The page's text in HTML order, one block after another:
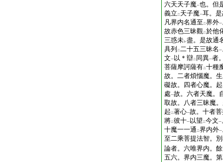
六天天子魔一也。但
義立 二 天子魔一耳。
凡界内名通至 二界外一
故赤色三昧觀二於他
三惑未レ盡。是故通
具列
二二十五三昧名 一
文一 以＊辯二 同異一者
菩薩摩訶薩有二十種
故。二者煩惱魔。生
礙故。四者心魔。起
處一故。六者天魔。
取故。八者三昧魔
起 二著心一故。十者
將二彼十一 以望 二今文一
十魔一一通 二界内外一
至二乘菩提法智。
論者。六唯界内。
五六。界内三魔。